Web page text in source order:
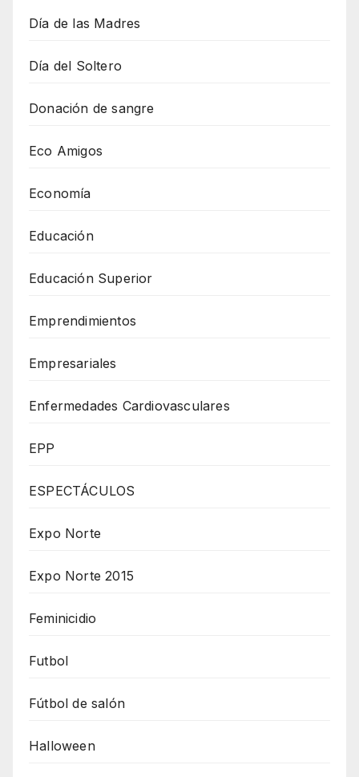
Día de las Madres
Día del Soltero
Donación de sangre
Eco Amigos
Economía
Educación
Educación Superior
Emprendimientos
Empresariales
Enfermedades Cardiovasculares
EPP
ESPECTÁCULOS
Expo Norte
Expo Norte 2015
Feminicidio
Futbol
Fútbol de salón
Halloween